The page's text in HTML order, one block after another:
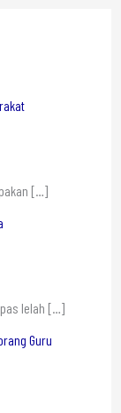
[…]
lelah […]
Guru